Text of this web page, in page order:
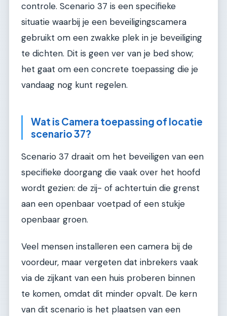
controle. Scenario 37 is een specifieke
situatie waarbij je een beveiligingscamera
gebruikt om een zwakke plek in je beveiliging
te dichten. Dit is geen ver van je bed show;
het gaat om een concrete toepassing die je
vandaag nog kunt regelen.
Wat is Camera toepassing of locatie
scenario 37?
Scenario 37 draait om het beveiligen van een
specifieke doorgang die vaak over het hoofd
wordt gezien: de zij- of achtertuin die grenst
aan een openbaar voetpad of een stukje
openbaar groen.
Veel mensen installeren een camera bij de
voordeur, maar vergeten dat inbrekers vaak
via de zijkant van een huis proberen binnen
te komen, omdat dit minder opvalt. De kern
van dit scenario is het plaatsen van een